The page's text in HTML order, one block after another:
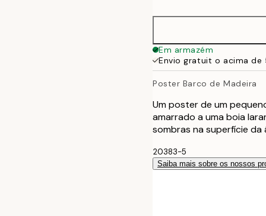
100x150 cm
Em armazém
Envio gratuit o acima de
Poster Barco de Madeira
Um poster de um
amarrado a uma boia
sombras na superfície da
20383-5
Saiba mais sobre os nossos